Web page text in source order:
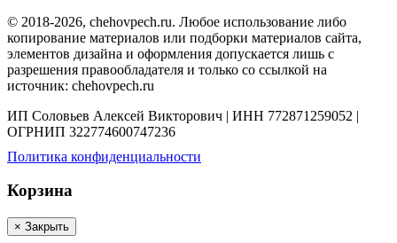
© 2018-2026, chehovpech.ru. Любое использование либо
копирование материалов или подборки материалов сайта,
элементов дизайна и оформления допускается лишь с
разрешения правообладателя и только со ссылкой на
источник: chehovpech.ru
ИП Соловьев Алексей Викторович | ИНН 772871259052 |
ОГРНИП 322774600747236
Политика конфиденциальности
Корзина
× Закрыть